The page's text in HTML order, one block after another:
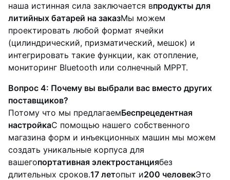
наша истинная сила заключается впродукты для
литийных батарей на заказМы можем
проектировать любой формат ячейки
(цилиндрический, призматический, мешок) и
интегрировать такие функции, как отопление,
мониторинг Bluetooth или солнечный MPPT.
Вопрос 4: Почему вы выбрали вас вместо других
поставщиков?
Потому что мы предлагаемБеспрецедентная
настройкаС помощью нашего собственного
магазина форм и инъекционных машин мы можем
создать уникальные корпуса для
вашегопортативная электростанциябез
длительных сроков.17 летопыт и200 человекЭто